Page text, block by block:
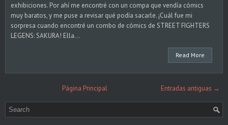
exhibiciones. Por ahí me encontré con un compa que vendía cómics
muy baratos, y me puse a revisar qué podía sacarle. ¡Cuál fue mi
sorpresa cuando encontré un combo de cómics de STREET FIGHTERS
LEGENS: SAKURA! Ella...
Read More
Entradas antiguas →
Página Principal